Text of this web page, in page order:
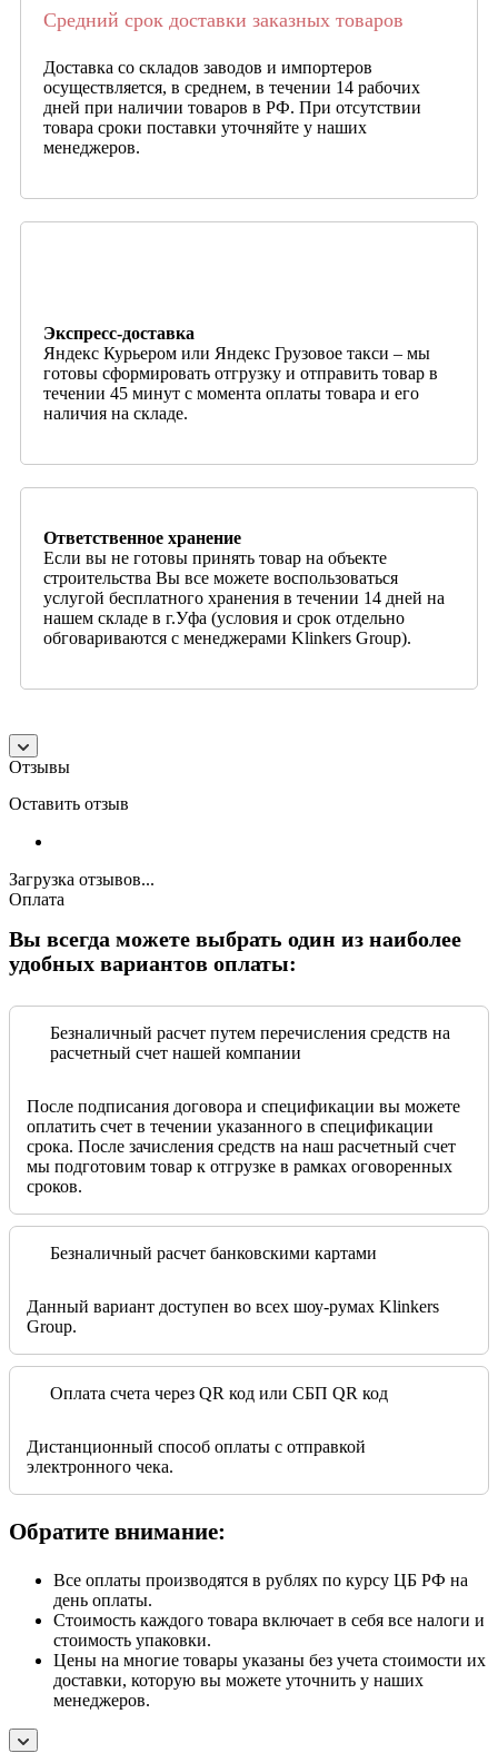
Средний срок доставки заказных товаров
Доставка со складов заводов и импортеров
осуществляется, в среднем, в течении 14 рабочих
дней при наличии товаров в РФ. При отсутствии
товара сроки поставки уточняйте у наших
менеджеров.
Экспресс-доставка
Яндекс Курьером или Яндекс Грузовое такси – мы
готовы сформировать отгрузку и отправить товар в
течении 45 минут с момента оплаты товара и его
наличия на складе.
Ответственное хранение
Если вы не готовы принять товар на объекте
строительства Вы все можете воспользоваться
услугой бесплатного хранения в течении 14 дней на
нашем складе в г.Уфа (условия и срок отдельно
обговариваются с менеджерами Klinkers Group).
Отзывы
Оставить отзыв
Загрузка отзывов...
Оплата
Вы всегда можете выбрать один из наиболее
удобных вариантов оплаты:
Безналичный расчет путем перечисления средств на
расчетный счет нашей компании
После подписания договора и спецификации вы можете
оплатить счет в течении указанного в спецификации
срока. После зачисления средств на наш расчетный счет
мы подготовим товар к отгрузке в рамках оговоренных
сроков.
Безналичный расчет банковскими картами
Данный вариант доступен во всех шоу-румах Klinkers
Group.
Оплата счета через QR код или СБП QR код
Дистанционный способ оплаты с отправкой
электронного чека.
Обратите внимание:
Все оплаты производятся в рублях по курсу ЦБ РФ на
день оплаты.
Стоимость каждого товара включает в себя все налоги и
стоимость упаковки.
Цены на многие товары указаны без учета стоимости их
доставки, которую вы можете уточнить у наших
менеджеров.